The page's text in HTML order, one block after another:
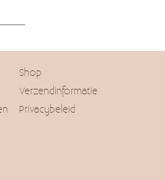
Shop
Verzendinformatie
Privacybeleid